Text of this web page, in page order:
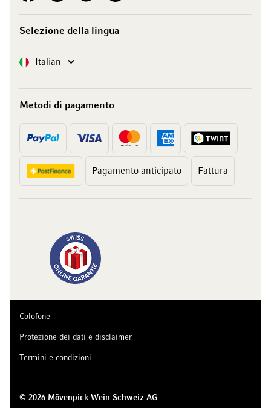
Selezione della lingua
Lingua Italian
Metodi di pagamento
Pagamento anticipato Fattura
© 2026 Mövenpick Wein Schweiz AG
Colofone
Protezione dei dati e disclaimer
Termini e condizioni